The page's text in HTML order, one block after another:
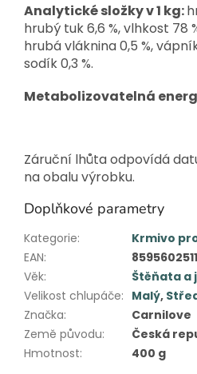
Analytické složky v 1 kg:
hrubý tuk 6,6 %, vlhkost 78
hrubá vláknina 0,5 %,
sodík 0,3 %.
Metabolizovatelná
Záruční lhůta odpovídá
na obalu výrobku.
Doplňkové parametry
Kategorie:
Krmivo
EAN:
Věk:
Štěňata a
Velikost chlupáče: Malý,
Značka:
Carnilove
Země původu:
Česká
Hmotnost: 400 g